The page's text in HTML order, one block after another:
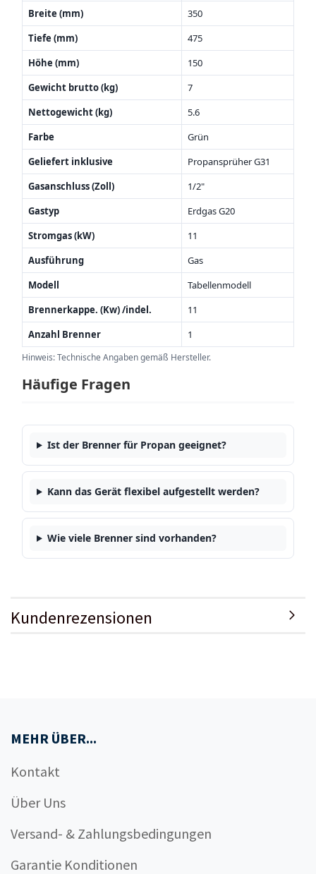
Breite (mm)
350
Tiefe (mm)
475
Höhe (mm)
150
Gewicht brutto (kg)
7
Nettogewicht (kg)
5.6
Farbe
Grün
Geliefert inklusive
Propansprüher G31
Gasanschluss (Zoll)
1/2"
Gastyp
Erdgas G20
Stromgas (kW)
11
Ausführung
Gas
Modell
Tabellenmodell
Brennerkappe. (Kw) /indel.
11
Anzahl Brenner
1
Hinweis: Technische Angaben gemäß Hersteller.
Häufige Fragen
Ist der Brenner für Propan geeignet?
Kann das Gerät flexibel aufgestellt werden?
Wie viele Brenner sind vorhanden?
Kundenrezensionen
MEHR ÜBER...
Kontakt
Über Uns
Versand- & Zahlungsbedingungen
Garantie Konditionen